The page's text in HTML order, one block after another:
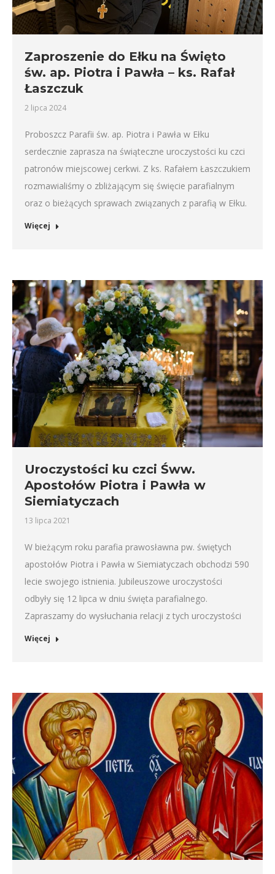
Zaproszenie do Ełku na Święto
św. ap. Piotra i Pawła – ks. Rafał
Łaszczuk
2 lipca 2024
Proboszcz Parafii św. ap. Piotra i Pawła w Ełku
serdecznie zaprasza na świąteczne uroczystości ku czci
patronów miejscowej cerkwi. Z ks. Rafałem Łaszczukiem
rozmawialiśmy o zbliżającym się święcie parafialnym
oraz o bieżących sprawach związanych z parafią w Ełku.
Więcej
Uroczystości ku czci Śww.
Apostołów Piotra i Pawła w
Siemiatyczach
13 lipca 2021
W bieżącym roku parafia prawosławna pw. świętych
apostołów Piotra i Pawła w Siemiatyczach obchodzi 590
lecie swojego istnienia. Jubileuszowe uroczystości
odbyły się 12 lipca w dniu święta parafialnego.
Zapraszamy do wysłuchania relacji z tych uroczystości
Więcej